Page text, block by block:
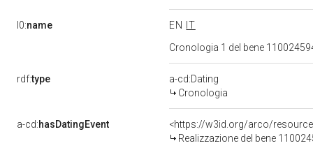
l0:name EN
IT
Cronologia 1 del bene
rdf:type
a-cd:Dating
Cronologia
a-cd:hasDatingEvent
<https://w3id.org/arco/
Realizzazione del bene